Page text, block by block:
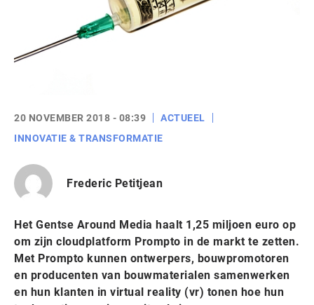
20 NOVEMBER 2018 - 08:39
ACTUEEL
INNOVATIE & TRANSFORMATIE
Frederic Petitjean
Het Gentse Around Media haalt 1,25 miljoen euro op
om zijn cloudplatform Prompto in de markt te zetten.
Met Prompto kunnen ontwerpers, bouwpromotoren
en producenten van bouwmaterialen samenwerken
en hun klanten in virtual reality (vr) tonen hoe hun